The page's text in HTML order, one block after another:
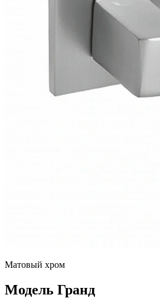
Матовый хром
Модель Гранд